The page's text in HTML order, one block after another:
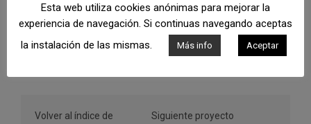
Viviendas unifamiliares
Volver al índice de
Siguiente proyecto
Esta web utiliza cookies anónimas para mejorar la
experiencia de navegación. Si continuas navegando aceptas
la instalación de las mismas.
Más info Aceptar